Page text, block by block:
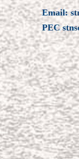
Email:
PEC